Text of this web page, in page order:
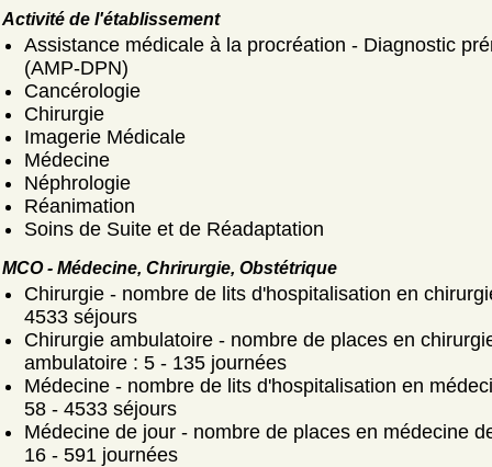
Activité de l'établissement
Assistance médicale à la procréation - Diagnostic
(AMP-DPN)
Cancérologie
Chirurgie
Imagerie Médicale
Médecine
Néphrologie
Réanimation
Soins de Suite et de Réadaptation
MCO - Médecine, Chrirurgie, Obstétrique
Chirurgie - nombre de lits d'hospitalisation en
4533 séjours
Chirurgie ambulatoire - nombre de places en
ambulatoire : 5 - 135 journées
Médecine - nombre de lits d'hospitalisation en
58 - 4533 séjours
Médecine de jour - nombre de places en médecine
16 - 591 journées